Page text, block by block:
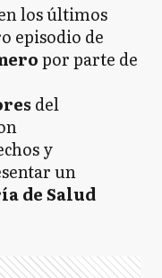
los últimos
episodio de
por parte de
del
y
un
de Salud